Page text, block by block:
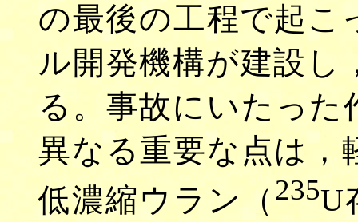
の最後の工程で起こ
ル開発機構が建設し
る。事故にいたった
異なる重要な点は，
低濃縮ウラン（ 235U